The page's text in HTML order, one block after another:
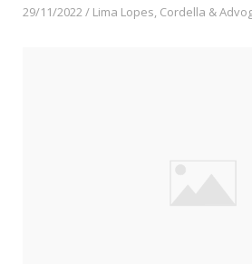
29/11/2022/ Lima Lopes, Cordella &